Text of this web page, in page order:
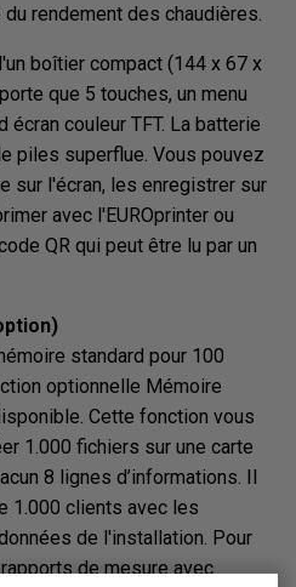
rendement des chaudières.
boîtier compact (144 x 67 x
que 5 touches, un menu
écran couleur TFT. La batterie
piles superflue. Vous pouvez
sur l'écran, les enregistrer sur
avec l'EUROprinter ou
QR qui peut être lu par un
standard pour 100
optionnelle Mémoire
Cette fonction vous
1.000 fichiers sur une carte
8 lignes d’informations. Il
1.000 clients avec les
de l'installation. Pour
de mesure avec